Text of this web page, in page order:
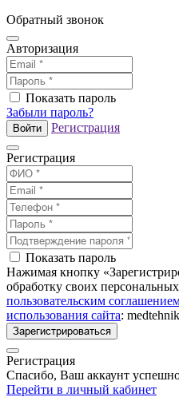
Обратный звонок
Авторизация
Показать пароль
Забыли пароль?
Войти Регистрация
Регистрация
Показать пароль
Нажимая кнопку
обработку своих
пользовательским
использования сайта:
Зарегистрироваться
Регистрация
Спасибо, Ваш аккаунт
Перейти в личный кабинет